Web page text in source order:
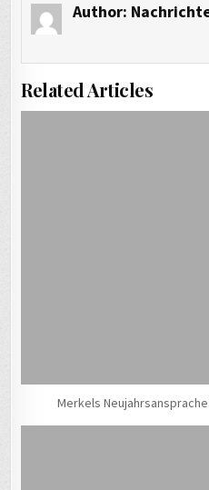
Author:
Related Articles
Merkels